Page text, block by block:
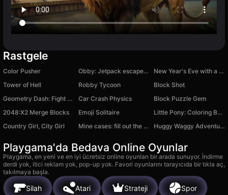
Rastgele
Color Pusher Obby: Jetpack escape! +1 speed
New Year's Eve with a monster
Tower of Hell
Robby Tycoon
Block Shot
Geometry Dash: Fight with Brainrot!
Car Crash Physics
Block Puzzle Gem
2048:X2 Merge Blocks
Emoji Solitaire
Little Pony: Coloring Book
Country Girl, City Girl
Mine cases: fill out the Skyblock! Huggy Waggy Adventure
Playgama'da Bedava Online Oyunlar
Playgama, en yeni ve en iyi ücretsiz online oyunları bir arada sunuyor. İndirme
derdi yok, itici reklam yok, pop-up yok. Favori oyunlarını tarayıcıda bir tıkla aç,
takılmaya başla.
Silah Atari Strateji Spor